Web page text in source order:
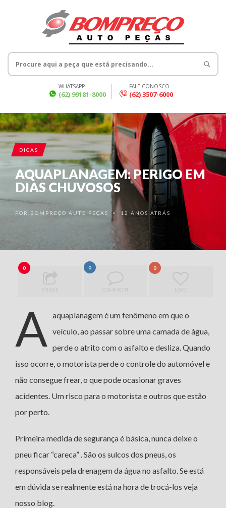
WHATSAPP
(62) 99181-8000
FALE CONOSCO
(62) 3507-6000
DICAS
AQUAPLANAGEM: PERIGO EM
DIAS CHUVOSOS
POR BOMPREÇO AUTO PEÇAS • 12 ANOS ATRÁS
0
SHARE
0
COMMENT
0
A aquaplanagem é um fenômeno em que o
veículo, ao passar sobre uma camada de água,
perde o atrito com o asfalto e desliza. Quando
isso ocorre, o motorista perde o controle do automóvel e
não consegue frear, o que pode ocasionar graves
acidentes. Um risco para o motorista e outros que estão
por perto.
Primeira medida de segurança é básica, nunca deixe o
pneu ficar “careca” . São os sulcos dos pneus, os
responsáveis pela drenagem da água no asfalto. Se está
em dúvida se realmente está na hora de trocá-los veja
nosso blog.